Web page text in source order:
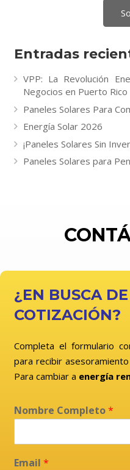
Entradas
VPP: La Revolución
Negocios en Puerto Rico
Paneles Solares Para
Energía Solar 2026
¡Paneles Solares Sin
Paneles Solares para
¿EN BUSCA
COTIZACIÓN?
Completa el formulario
para recibir
Para cambiar a energía
Nombre Completo*
Email *